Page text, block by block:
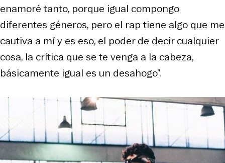
enamoré tanto, porque igual compongo
diferentes géneros, pero el rap tiene algo que me
cautiva a mí y es eso, el poder de decir cualquier
cosa, la crítica que se te venga a la cabeza,
básicamente igual es un desahogo”.